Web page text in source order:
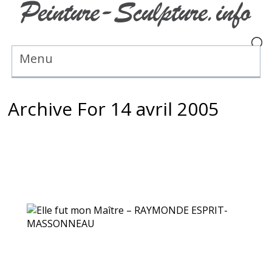
Menu
Archive For 14 avril 2005